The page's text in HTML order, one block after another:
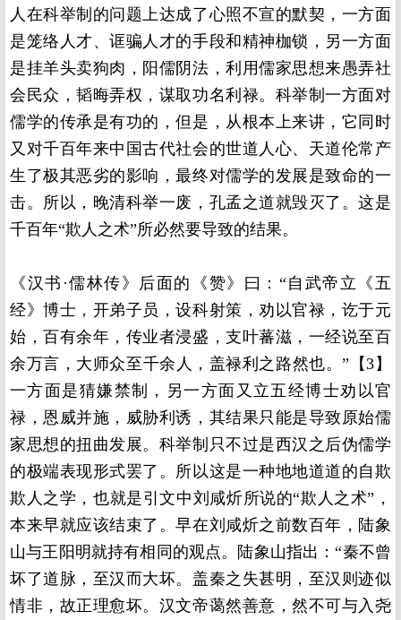
人在科举制的问题上达成了心照不宣的默契，一方面
是笼络人才、诓骗人才的手段和精神枷锁，另一方面
是挂羊头卖狗肉，阳儒阴法，利用儒家思想来愚弄社
会民众，韬晦弄权，谋取功名利禄。科举制一方面对
儒学的传承是有功的，但是，从根本上来讲，它同时
又对千百年来中国古代社会的世道人心、天道伦常产
生了极其恶劣的影响，最终对儒学的发展是致命的一
击。所以，晚清科举一废，孔孟之道就毁灭了。这是
千百年“欺人之术”所必然要导致的结果。
《汉书·儒林传》后面的《赞》曰：“自武帝立《五
经》博士，开弟子员，设科射策，劝以官禄，讫于元
始，百有余年，传业者浸盛，支叶蕃滋，一经说至百
余万言，大师众至千余人，盖禄利之路然也。”【3】
一方面是猜嫌禁制，另一方面又立五经博士劝以官
禄，恩威并施，威胁利诱，其结果只能是导致原始儒
家思想的扭曲发展。科举制只不过是西汉之后伪儒学
的极端表现形式罢了。所以这是一种地地道道的自欺
欺人之学，也就是引文中刘咸炘所说的“欺人之术”，
本来早就应该结束了。早在刘咸炘之前数百年，陆象
山与王阳明就持有相同的观点。陆象山指出：“秦不曾
坏了道脉，至汉而大坏。盖秦之失甚明，至汉则迹似
情非，故正理愈坏。汉文帝蔼然善意，然不可与入尧